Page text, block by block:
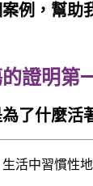
例，幫助
第
了什麼活
活中習慣